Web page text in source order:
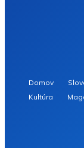
Domov
Kultúra